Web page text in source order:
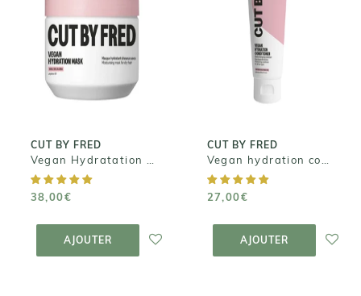
CUT BY FRED
38,00€
AJOUTER
Vegan
Hydratation
Mask - Masque
Nourrissant
Capillaire
PANIER
CUT BY FRED
27,00€
AJOUTER
Vegan
hydration
conditioner -
Après-
shampoing
PANIER